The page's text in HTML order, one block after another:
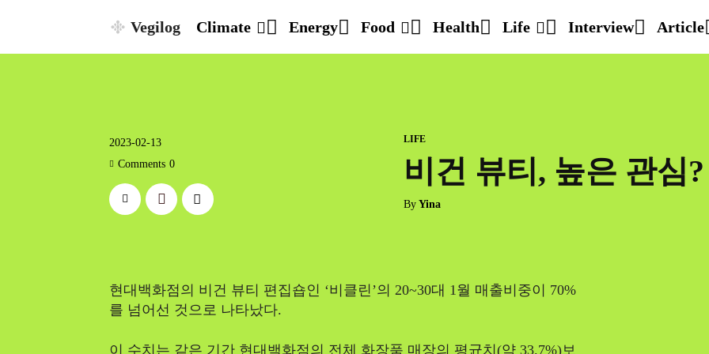
Vegilog Climate Energy Food Health Life Interview Article
2023-02-13
Comments 0
LIFE
비건 뷰티, 높은 관심?
By Yina
현대백화점의 비건 뷰티 편집숍인 ‘비클린’의 20~30대 1월 매출비중이 70%
를 넘어선 것으로 나타났다.
이 수치는 같은 기간 현대백화점의 전체 화장품 매장의 평균치(약 33.7%)보